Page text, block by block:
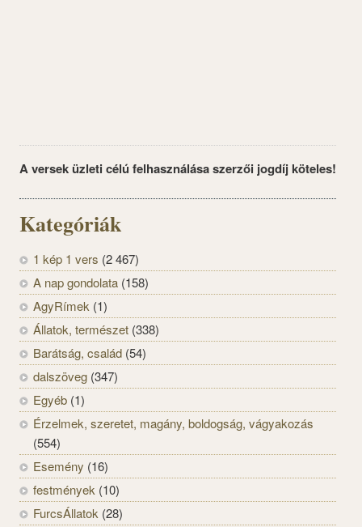
A versek üzleti célú felhasználása szerzői jogdíj köteles!
Kategóriák
1 kép 1 vers (2 467)
A nap gondolata (158)
AgyRímek (1)
Állatok, természet (338)
Barátság, család (54)
dalszöveg (347)
Egyéb (1)
Érzelmek, szeretet, magány, boldogság, vágyakozás
(554)
Esemény (16)
festmények (10)
FurcsÁllatok (28)